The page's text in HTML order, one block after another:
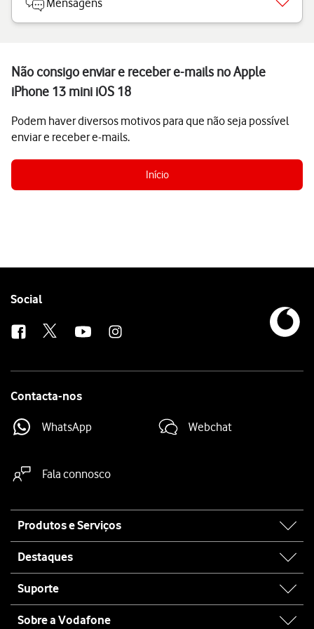
Mensagens
Não consigo enviar e receber e-mails no Apple
iPhone 13 mini iOS 18
Podem haver diversos motivos para que não seja possível
enviar e receber e-mails.
Início
Follow
Social
Contacta-nos
WhatsApp Webchat
Fala connosco
map
Produtos e Serviços
Destaques
Suporte
Sobre a Vodafone